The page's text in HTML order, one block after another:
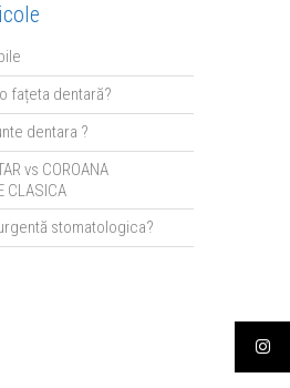
fațeta dentară?
dentara ?
vs COROANA
CLASICA
stomatologica?